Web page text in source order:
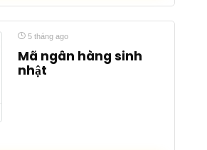
5 tháng ago
Mã ngân hàng sinh
nhật